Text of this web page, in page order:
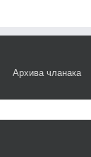
Архива чланака